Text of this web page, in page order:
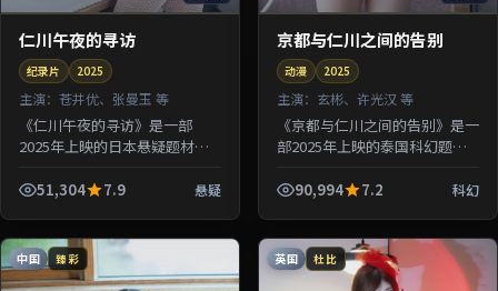
仁川午夜的寻访
纪录片 2025
主演： 苍井优、张曼玉 等
《仁川午夜的寻访》是一部
2025年上映的日本悬疑题材纪
优、张曼玉、章子怡、河正宇等
51,304 7.9 悬疑
京都与仁川之间的告别
动漫 2025
主演： 玄彬、许光汉 等
《京都与仁川之间的告别》是一
部2025年上映的泰国科幻题材
光汉、朱一龙等参演。剧情让一
90,994 7.2 科幻
中国 臻彩 英国 杜比